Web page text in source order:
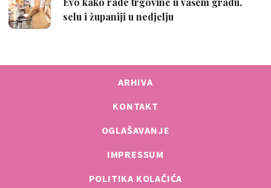
ARHIVA
KONTAKT
OGLAŠAVANJE
IMPRESSUM
POLITIKA KOLAČIĆA